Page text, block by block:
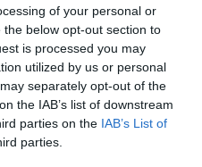
of your personal or
below opt-out section to
is processed you may
utilized by us or personal
separately opt-out of the
the IAB’s list of downstream
parties on the IAB’s List of
parties.